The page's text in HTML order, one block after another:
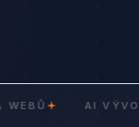
AI VÝVOJ